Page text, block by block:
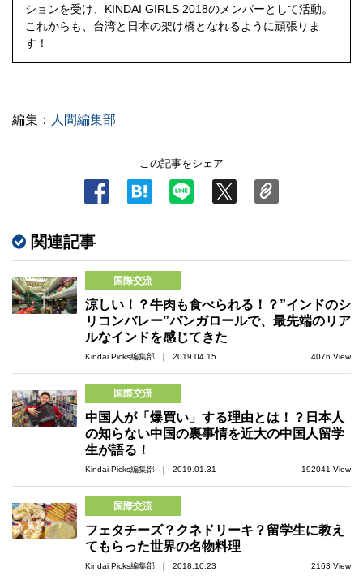
ションを受け、KINDAI GIRLS 2018のメンバーとして活動。
これからも、台湾と日本の架け橋となれるように頑張りま
す！
編集： 人間編集部
この記事をシェア
関連記事
国際交流
涼しい！？牛肉も食べられる！？”インドのシ
リコンバレー”バンガロールで、最先端のリア
ルなインドを感じてきた
Kindai Picks編集部 ｜ 2019.04.15 4076 View
国際交流
中国人が「爆買い」する理由とは！？日本人
の知らない中国の裏事情を近大の中国人留学
生が語る！
Kindai Picks編集部 ｜ 2019.01.31 192041 View
国際交流
フェタチーズ？クネドリーキ？留学生に教え
てもらった世界の名物料理
Kindai Picks編集部 ｜ 2018.10.23 2163 View